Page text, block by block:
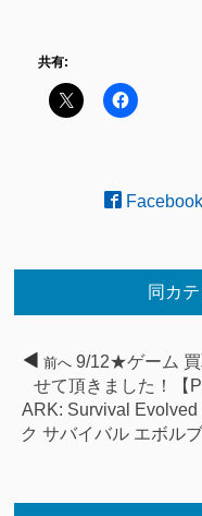
共有:
Facebook
同カ
前へ 9/12★ゲーム 買
せて頂きました！【
ARK: Survival Evolved
ク サバイバル エボルブ